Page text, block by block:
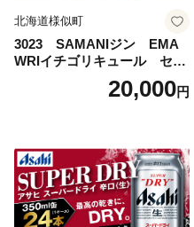
北海道様似町
3023 SAMANIジン EMA
WRIイチゴリキュール セッ
ト（箱入り）【大人の味 酒
お酒 洋酒 スピリッツ クラフ
セット 詰め合わせ カクテル
ソーダ割り アルコール ロッ
ク ソーダ ジントニック 】
20,000円